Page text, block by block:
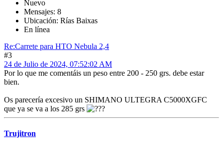
Nuevo
Mensajes: 8
Ubicación: Rías Baixas
En línea
Re:Carrete para HTO Nebula 2,4
#3
24 de Julio de 2024, 07:52:02 AM
Por lo que me comentáis un peso entre 200 - 250 grs. debe estar
bien.
Os parecería excesivo un SHIMANO ULTEGRA C5000XGFC
que ya se va a los 285 grs
Trujitron